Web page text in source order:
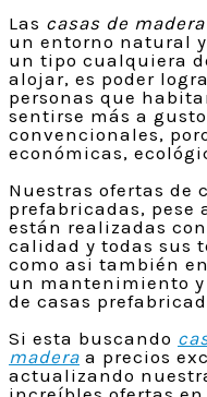
Las casas de madera
un entorno natural
un tipo cualquiera
alojar, es poder
personas que
sentirse más a
convencionales,
económicas,
Nuestras ofertas de
prefabricadas, pese
están realizadas
calidad y todas sus
como asi también
un mantenimiento
de casas
Si esta buscando
madera a precios
actualizando